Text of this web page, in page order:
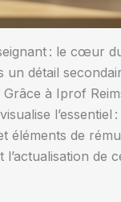
: le cœur
un détail
à Iprof
éléments de